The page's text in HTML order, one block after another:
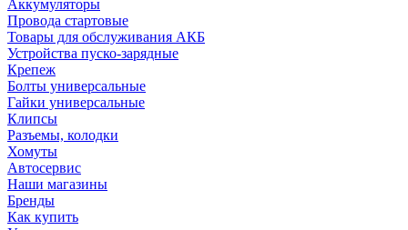
Аккумуляторы
Провода стартовые
Товары для обслуживания АКБ
Устройства пуско-зарядные
Крепеж
Болты универсальные
Гайки универсальные
Клипсы
Разъемы, колодки
Хомуты
Автосервис
Наши магазины
Бренды
Как купить